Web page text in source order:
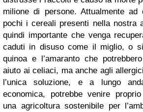
milione di persone. Attualmente ad
pochi i cereali presenti nella nostra
quindi importante che venga
caduti in disuso come il miglio, o
quinoa e l’amaranto che
aiuto ai celiaci, ma anche agli
l’unica soluzione, e a lungo
economica, potrebbe venire proprio
una agricoltura sostenibile per